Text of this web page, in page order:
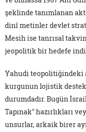
şeklinde tanımlanan
dinî metinler devlet
Mesih ise tanrısal
jeopolitik bir hedefe
Yahudi teopolitiğindeki
kurgunun lojistik
durumdadır. Bugün
Tapınak" hazırlıkları
unsurlar, arkaik birer